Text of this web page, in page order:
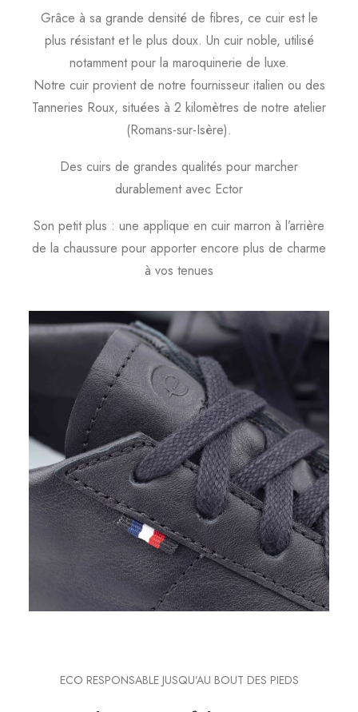
Grâce à sa grande densité de fibres, ce cuir est le
plus résistant et le plus doux. Un cuir noble, utilisé
notamment pour la maroquinerie de luxe.
Notre cuir provient de notre fournisseur italien ou des
Tanneries Roux, situées à 2 kilomètres de notre atelier
(Romans-sur-Isère).
Des cuirs de grandes qualités pour marcher
durablement avec Ector
Son petit plus : une applique en cuir marron à l’arrière
de la chaussure pour apporter encore plus de charme
à vos tenues
ECO RESPONSABLE JUSQU’AU BOUT DES PIEDS